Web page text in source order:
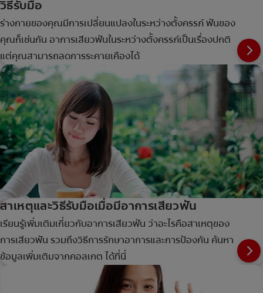
วิธีรับมือ
ร่างกายของคุณมีการเปลี่ยนแปลงในระหว่างตั้งครรภ์ ฟันของ
คุณก็เช่นกัน อาการเสียวฟันในระหว่างตั้งครรภ์เป็นเรื่องปกติ
แต่คุณสามารถลดการระคายเคืองได้
สาเหตุและวิธีรับมือเมื่อมีอาการเสียวฟัน
เรียนรู้เพิ่มเติมเกี่ยวกับอาการเสียวฟัน ว่าอะไรคือสาเหตุของ
การเสียวฟัน รวมถึงวิธีการรักษาอาการและการป้องกัน ค้นหา
ข้อมูลเพิ่มเติมจากคอลเกต ได้ที่นี่